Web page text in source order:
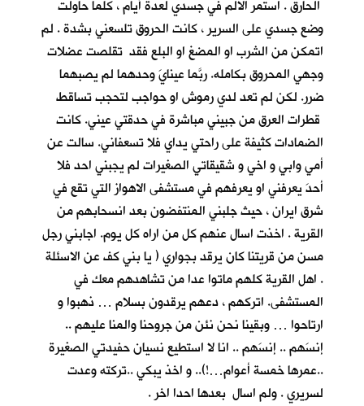
الحارق . استمر الالم في جسدي لعدة أيام ، كلما حاولت
وضع جسدي على السرير ، كانت الحروق تلسعني بشدة . لم
اتمكن من الشرب او المضغ او البلع فقد تقلصت عضلات
وجهي المحروق بكامله. ربَّما عينايَ وحدهما لم يصبهما
ضرر. لكن لم تعد لدي رموش او حواجب لتحجب تساقط
قطرات العرق من جبيني مباشرة في حدقتي عيني. كانت
الضمادات كثيفة على راحتي يداي فلا تسعفاني. سالت عن
أمي وابي و اخي و شقيقاتي الصغيرات لم يجبني احد فلا
أحدَ يعرفني او يعرفهم في مستشفى الاهواز التي تقع في
شرق ايران ، حيث جلبني المنتفضون بعد انسحابهم من
القرية . اخذت اسال عنهم كل من اراه كل يوم. اجابني رجل
مسن من قريتنا كان يرقد بجواري ( يا بني كف عن الاسئلة
. اهل القرية كلهم ماتوا عدا من تشاهدهم معك في
المستشفى. اتركهم ، دعهم يرقدون بسلام … ذهبوا و
ارتاحوا … وبقينا نحن نئن من جروحنا والمنا عليهم ..
إنسَهم .. إنسَهم .. انا لا استطيع نسيان حفيدتي الصغيرة
..عمرها خمسة أعوام…!).. و اخذ يبكي ..تركته وعدت
لسريري . ولم اسال بعدها احدا اخر .